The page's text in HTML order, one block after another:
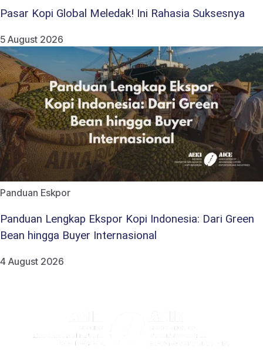
Pasar Kopi Global Meledak! Ini Rahasia Suksesnya
5 August 2026
Panduan Eskpor
Panduan Lengkap Ekspor Kopi Indonesia: Dari Green
Bean hingga Buyer Internasional
4 August 2026